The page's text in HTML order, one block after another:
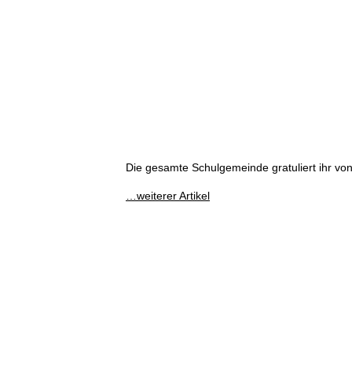
Die gesamte Schulgemeinde gratuliert ihr
…weiterer Artikel